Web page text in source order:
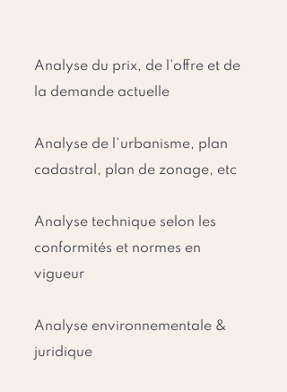
Analyse du prix, de l'offre et de
la demande actuelle
Analyse de l'urbanisme, plan
cadastral, plan de zonage, etc
Analyse technique selon les
conformités et normes en
vigueur
Analyse environnementale &
juridique